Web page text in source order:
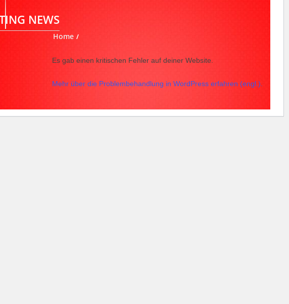
NEWS
Home /
Es gab einen kritischen Fehler auf deiner Website.
Mehr über die Problembehandlung in WordPress erfahren (engl.).